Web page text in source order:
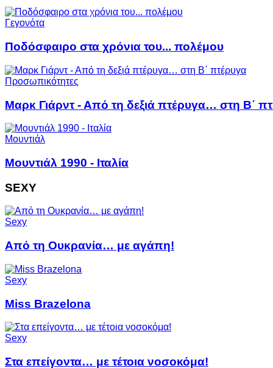
Γεγονότα
Ποδόσφαιρο στα χρόνια του... πολέμου
Προσωπικότητες
Μαρκ Γιάρντ - Από τη δεξιά πτέρυγα… στη Β΄
Μουντιάλ
Μουντιάλ 1990 - Ιταλία
SEXY
Sexy
Από τη Ουκρανία… με αγάπη!
Sexy
Miss Brazelona
Sexy
Στα επείγοντα… με τέτοια νοσοκόμα!